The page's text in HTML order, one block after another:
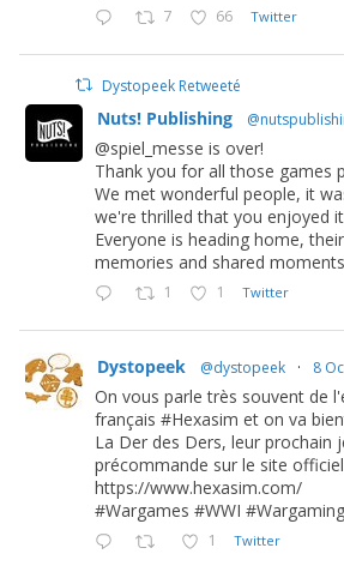
7 66 Twitter
Dystopeek Retweeté
Nuts! Publishing
@spiel_messe is over!
Thank you for all those games
We met wonderful people, it
we're thrilled that you enjoyed
Everyone is heading home,
memories and shared
1 1 Twitter
Dystopeek @dystopeek · 8
On vous parle très souvent de
français #Hexasim et on va
La Der des Ders, leur prochain
précommande sur le site
https://www.hexasim.com/
#Wargames #WWI #Wargaming
1 Twitter